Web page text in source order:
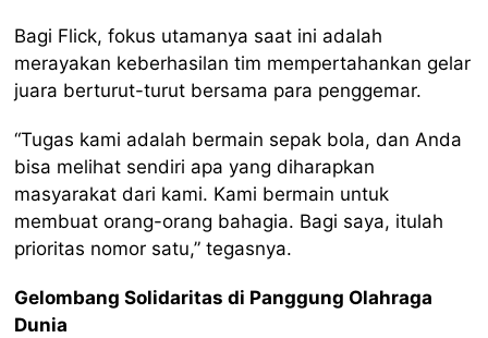
Bagi Flick, fokus utamanya saat ini adalah
merayakan keberhasilan tim mempertahankan gelar
juara berturut-turut bersama para penggemar.
“Tugas kami adalah bermain sepak bola, dan Anda
bisa melihat sendiri apa yang diharapkan
masyarakat dari kami. Kami bermain untuk
membuat orang-orang bahagia. Bagi saya, itulah
prioritas nomor satu,” tegasnya.
Gelombang Solidaritas di Panggung Olahraga
Dunia